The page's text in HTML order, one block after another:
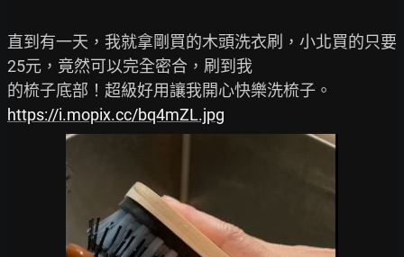
直到有一天，我就拿剛買的木頭洗衣刷，小北買的只要
25元，竟然可以完全密合，刷到我
https://i.mopix.cc/bq4mZL.jpg